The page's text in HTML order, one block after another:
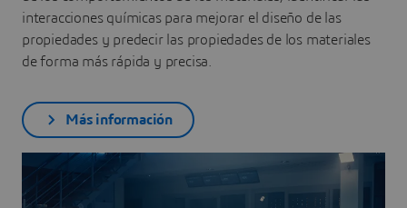
interacciones químicas para mejorar el diseño de las
propiedades y predecir las propiedades de los materiales
de forma más rápida y precisa.
Más información